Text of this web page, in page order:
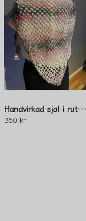
Handvirkad sjal i rutmönster
350 kr